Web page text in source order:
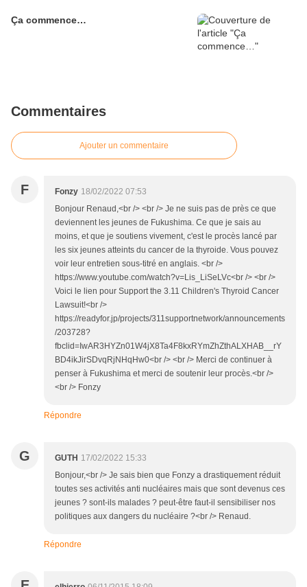
Ça commence…
Commentaires
Ajouter un commentaire
F Fonzy 18/02/2022 07:53
Bonjour Renaud,<br /> <br /> Je ne suis pas de près ce que
deviennent les jeunes de Fukushima. Ce que je sais au
moins, et que je soutiens vivement, c'est le procès lancé par
les six jeunes atteints du cancer de la thyroide. Vous pouvez
voir leur entretien sous-titré en anglais. <br />
https://www.youtube.com/watch?v=Lis_LiSeLVc<br /> <br />
Voici le lien pour Support the 3.11 Children's Thyroid Cancer
Lawsuit!<br />
https://readyfor.jp/projects/311supportnetwork/announcements
/203728?
fbclid=IwAR3HYZn01W4jX8Ta4F8kxRYmZhZthALXHAB__rY
BD4ikJirSDvqRjNHqHw0<br /> <br /> Merci de continuer à
penser à Fukushima et merci de soutenir leur procès.<br />
<br /> Fonzy
Répondre
G GUTH 17/02/2022 15:33
Bonjour,<br /> Je sais bien que Fonzy a drastiquement réduit
toutes ses activités anti nucléaires mais que sont devenus ces
jeunes ? sont-ils malades ? peut-être faut-il sensibiliser nos
politiques aux dangers du nucléaire ?<br /> Renaud.
Répondre